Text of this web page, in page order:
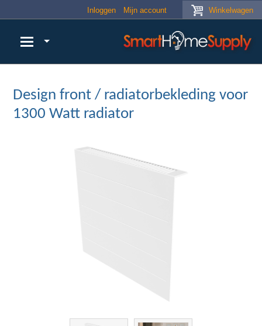
Winkelwagen
Inloggen Mijn account
Design front / radiatorbekleding voor
1300 Watt radiator